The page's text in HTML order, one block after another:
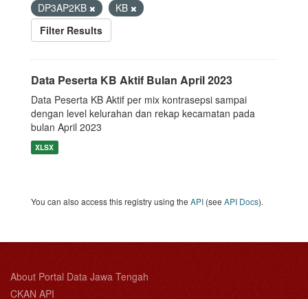
DP3AP2KB
KB
Filter Results
Data Peserta KB Aktif Bulan April 2023
Data Peserta KB Aktif per mix kontrasepsi sampai
dengan level kelurahan dan rekap kecamatan pada
bulan April 2023
XLSX
You can also access this registry using the API (see API Docs).
About Portal Data Jawa Tengah
CKAN API